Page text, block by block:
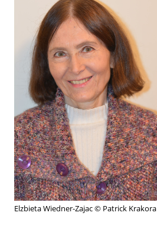
Elzbieta Wiedner-Zajac © Patrick Krakora